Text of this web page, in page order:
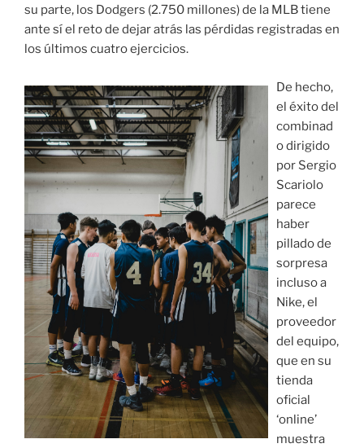
su parte, los Dodgers (2.750 millones) de la MLB tiene
ante sí el reto de dejar atrás las pérdidas registradas en
los últimos cuatro ejercicios.
De hecho,
el éxito del
combinad
o dirigido
por Sergio
Scariolo
parece
haber
pillado de
sorpresa
incluso a
Nike, el
proveedor
del equipo,
que en su
tienda
oficial
‘online’
muestra